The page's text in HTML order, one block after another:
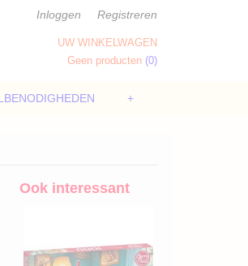
Inloggen Registreren
UW WINKELWAGEN
Geen producten (0)
+
Ook interessant